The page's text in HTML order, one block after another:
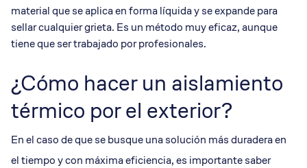
material que se aplica en forma líquida y se expande para
sellar cualquier grieta. Es un método muy eficaz, aunque
tiene que ser trabajado por profesionales.
¿Cómo hacer un aislamiento
térmico por el exterior?
En el caso de que se busque una solución más duradera en
el tiempo y con máxima eficiencia, es importante saber